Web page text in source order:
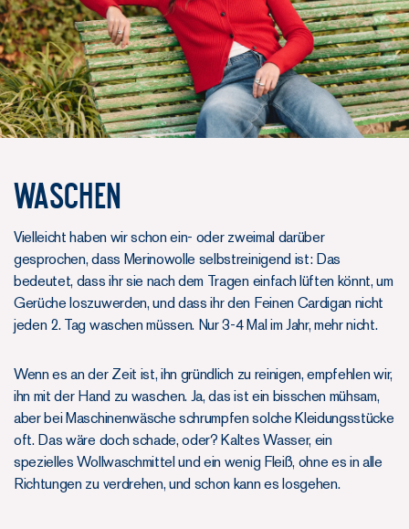
WASCHEN
Vielleicht haben wir schon ein- oder zweimal darüber
gesprochen, dass Merinowolle selbstreinigend ist: Das
bedeutet, dass ihr sie nach dem Tragen einfach lüften könnt, um
Gerüche loszuwerden, und dass ihr den Feinen Cardigan nicht
jeden 2. Tag waschen müssen. Nur 3-4 Mal im Jahr, mehr nicht.
Wenn es an der Zeit ist, ihn gründlich zu reinigen, empfehlen wir,
ihn mit der Hand zu waschen. Ja, das ist ein bisschen mühsam,
aber bei Maschinenwäsche schrumpfen solche Kleidungsstücke
oft. Das wäre doch schade, oder? Kaltes Wasser, ein
spezielles Wollwaschmittel und ein wenig Fleiß, ohne es in alle
Richtungen zu verdrehen, und schon kann es losgehen.